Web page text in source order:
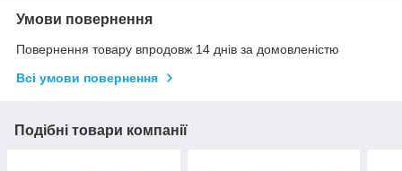
Умови повернення
Повернення товару впродовж 14 днів за домовленістю
Всі умови повернення
Подібні товари компанії